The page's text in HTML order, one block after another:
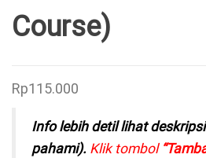
Course)
Rp115.000
Info lebih detil lihat
pahami). Klik tombol